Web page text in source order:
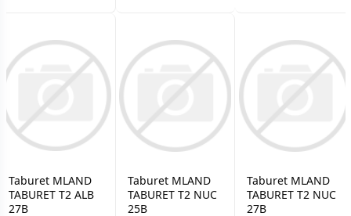
Taburet MLAND
TABURET T2 ALB
27B
Taburet MLAND
TABURET T2 NUC
25B
Taburet MLAND
TABURET T2 NUC
27B